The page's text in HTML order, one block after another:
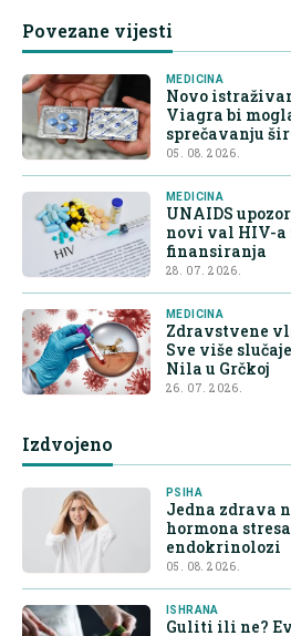
Povezane vijesti
MEDICINA
Novo
Viagra bi
sprečavanju
05. 08. 2026.
MEDICINA
UNAIDS
novi val HIV-a
finansiranja
28. 07. 2026.
MEDICINA
Zdravstvene
Sve više
Nila u Grčkoj
26. 07. 2026.
Izdvojeno
PSIHA
Jedna zdrava
hormona
endokrinolozi
05. 08. 2026.
ISHRANA
Guliti ili ne?